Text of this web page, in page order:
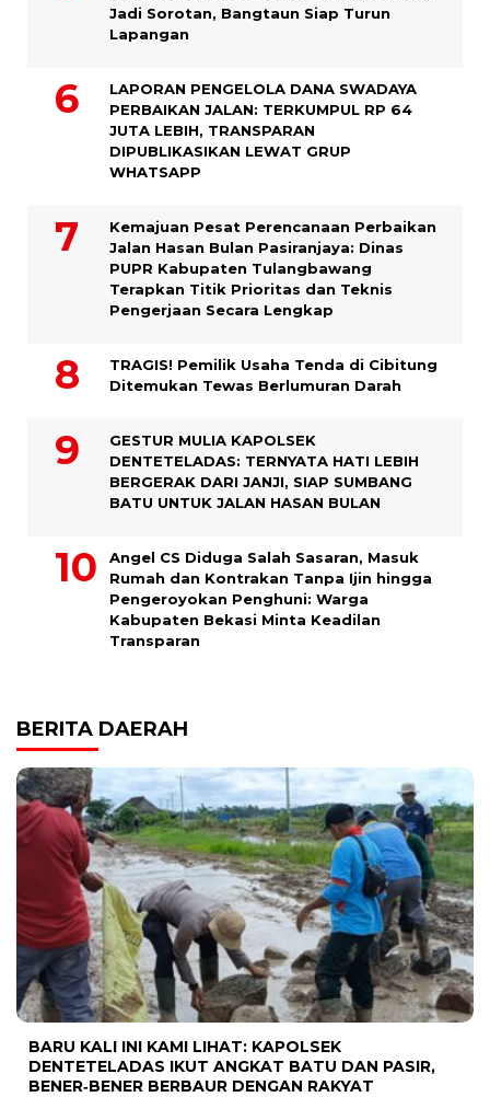
Jadi Sorotan, Bangtaun Siap Turun
Lapangan
LAPORAN PENGELOLA DANA SWADAYA
PERBAIKAN JALAN: TERKUMPUL RP 64
JUTA LEBIH, TRANSPARAN
DIPUBLIKASIKAN LEWAT GRUP
WHATSAPP
Kemajuan Pesat Perencanaan Perbaikan
Jalan Hasan Bulan Pasiranjaya: Dinas
PUPR Kabupaten Tulangbawang
Terapkan Titik Prioritas dan Teknis
Pengerjaan Secara Lengkap
TRAGIS! Pemilik Usaha Tenda di Cibitung
Ditemukan Tewas Berlumuran Darah
GESTUR MULIA KAPOLSEK
DENTETELADAS: TERNYATA HATI LEBIH
BERGERAK DARI JANJI, SIAP SUMBANG
BATU UNTUK JALAN HASAN BULAN
Angel CS Diduga Salah Sasaran, Masuk
Rumah dan Kontrakan Tanpa Ijin hingga
Pengeroyokan Penghuni: Warga
Kabupaten Bekasi Minta Keadilan
Transparan
BERITA DAERAH
BARU KALI INI KAMI LIHAT: KAPOLSEK
DENTETELADAS IKUT ANGKAT BATU DAN PASIR,
BENER‑BENER BERBAUR DENGAN RAKYAT